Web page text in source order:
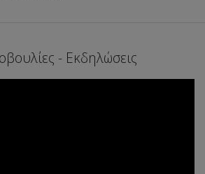
- Εκδηλώσεις